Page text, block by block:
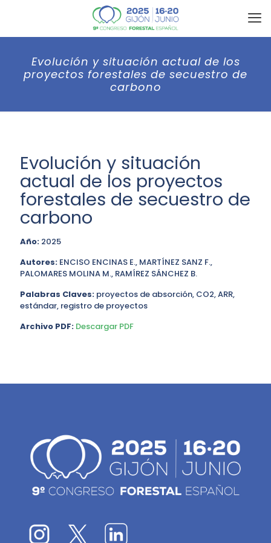
Evolución y situación actual de los
proyectos forestales de secuestro de
carbono
Evolución y situación
actual de los proyectos
forestales de secuestro de
carbono
Año: 2025
Autores: ENCISO ENCINAS E., MARTÍNEZ SANZ F.,
PALOMARES MOLINA M., RAMÍREZ SÁNCHEZ B.
Palabras Claves: proyectos de absorción, CO2, ARR,
estándar, registro de proyectos
Archivo PDF: Descargar PDF